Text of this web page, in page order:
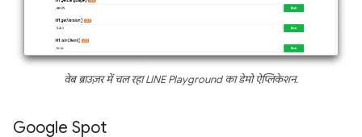
वेब ब्राउज़र में चल रहा LINE Playground का डेमो ऐप्लिकेशन.
Google Spot